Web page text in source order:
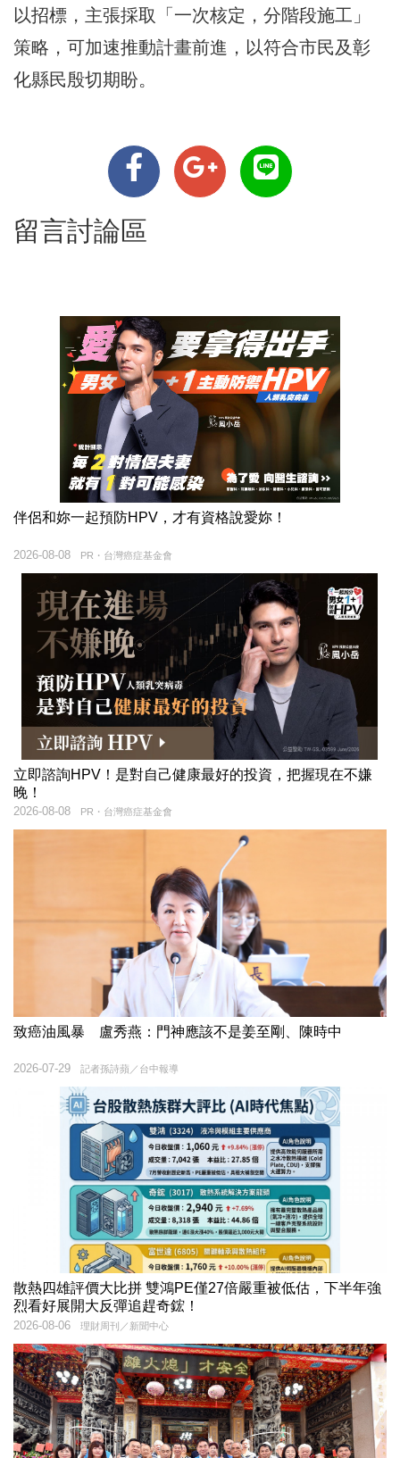
以招標，主張採取「一次核定，分階段施工」
策略，可加速推動計畫前進，以符合市民及彰
化縣民殷切期盼。
留言討論區
伴侶和妳一起預防HPV，才有資格說愛妳！
PR・台灣癌症基金會
2026-08-08
立即諮詢HPV！是對自己健康最好的投資，把握現在不嫌
晚！
PR・台灣癌症基金會
2026-08-08
致癌油風暴 盧秀燕：門神應該不是姜至剛、陳時中
記者孫詩蘋／台中報導
2026-07-29
散熱四雄評價大比拼 雙鴻PE僅27倍嚴重被低估，下半年強
烈看好展開大反彈追趕奇鋐！
理財周刊／新聞中心
2026-08-06